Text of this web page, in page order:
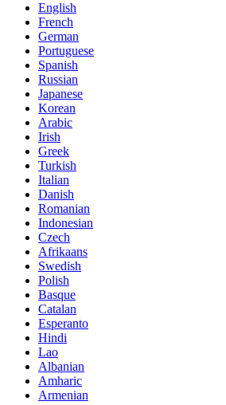
English
French
German
Portuguese
Spanish
Russian
Japanese
Korean
Arabic
Irish
Greek
Turkish
Italian
Danish
Romanian
Indonesian
Czech
Afrikaans
Swedish
Polish
Basque
Catalan
Esperanto
Hindi
Lao
Albanian
Amharic
Armenian